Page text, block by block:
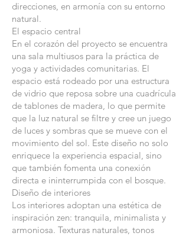
direcciones, en armonía con su entorno
natural.
El espacio central
En el corazón del proyecto se encuentra
una sala multiusos para la práctica de
yoga y actividades comunitarias. El
espacio está rodeado por una estructura
de vidrio que reposa sobre una cuadrícula
de tablones de madera, lo que permite
que la luz natural se filtre y cree un juego
de luces y sombras que se mueve con el
movimiento del sol. Este diseño no solo
enriquece la experiencia espacial, sino
que también fomenta una conexión
directa e ininterrumpida con el bosque.
Diseño de interiores
Los interiores adoptan una estética de
inspiración zen: tranquila, minimalista y
armoniosa. Texturas naturales, tonos